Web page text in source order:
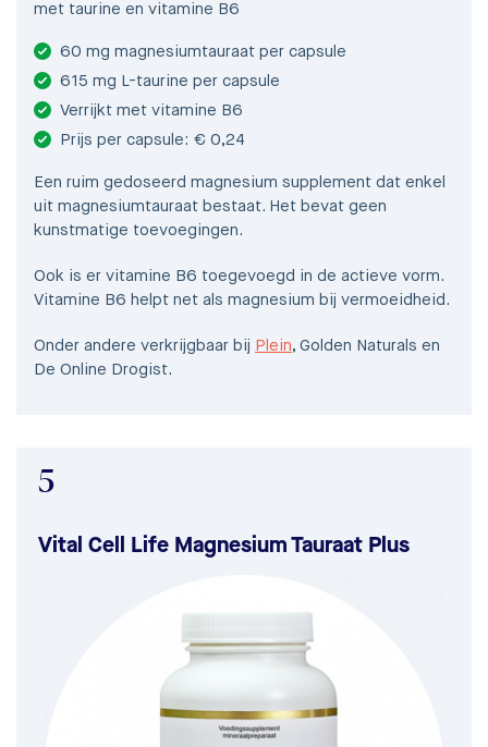
met taurine en vitamine B6
60 mg magnesiumtauraat per capsule
615 mg L-taurine per capsule
Verrijkt met vitamine B6
Prijs per capsule: € 0,24
Een ruim gedoseerd magnesium supplement dat enkel
uit magnesiumtauraat bestaat. Het bevat geen
kunstmatige toevoegingen.
Ook is er vitamine B6 toegevoegd in de actieve vorm.
Vitamine B6 helpt net als magnesium bij vermoeidheid.
Onder andere verkrijgbaar bij Plein, Golden Naturals en
De Online Drogist.
5
Vital Cell Life Magnesium Tauraat Plus